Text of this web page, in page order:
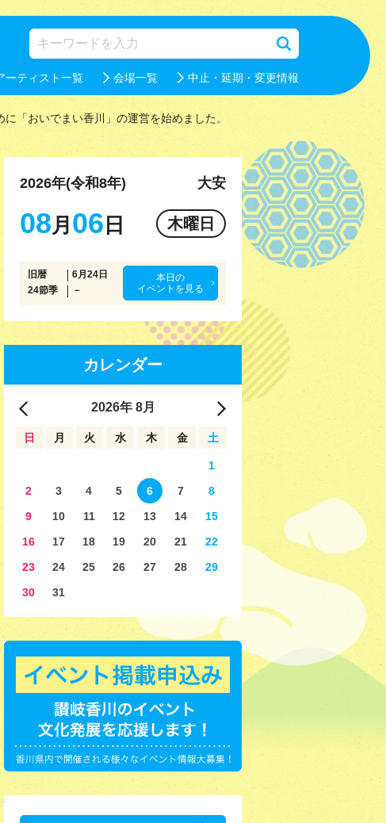
ーティスト一覧 会場一覧 中止・延期・変更情報
「おいでまい香川」の運営を始めました。
2026年(令和8年) 大安
08月 06 日 木曜日
旧暦
6月24日
24節季
－
本日の
イベントを見る
カレンダー
2026年 8月
日 月 火 水 木 金 土
1
2
3 4 5 6 7
8
9
10 11 12 13 14
15
16
17 18 19 20 21
22
23
24 25 26 27 28
29
30
31